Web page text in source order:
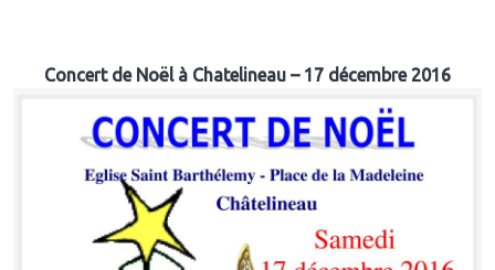
Concert de Noël à Chatelineau – 17 décembre 2016